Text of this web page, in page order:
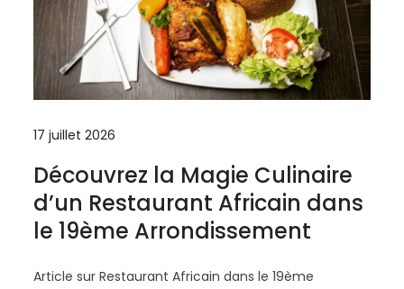
17 juillet 2026
Découvrez la Magie Culinaire
d’un Restaurant Africain dans
le 19ème Arrondissement
Article sur Restaurant Africain dans le 19ème